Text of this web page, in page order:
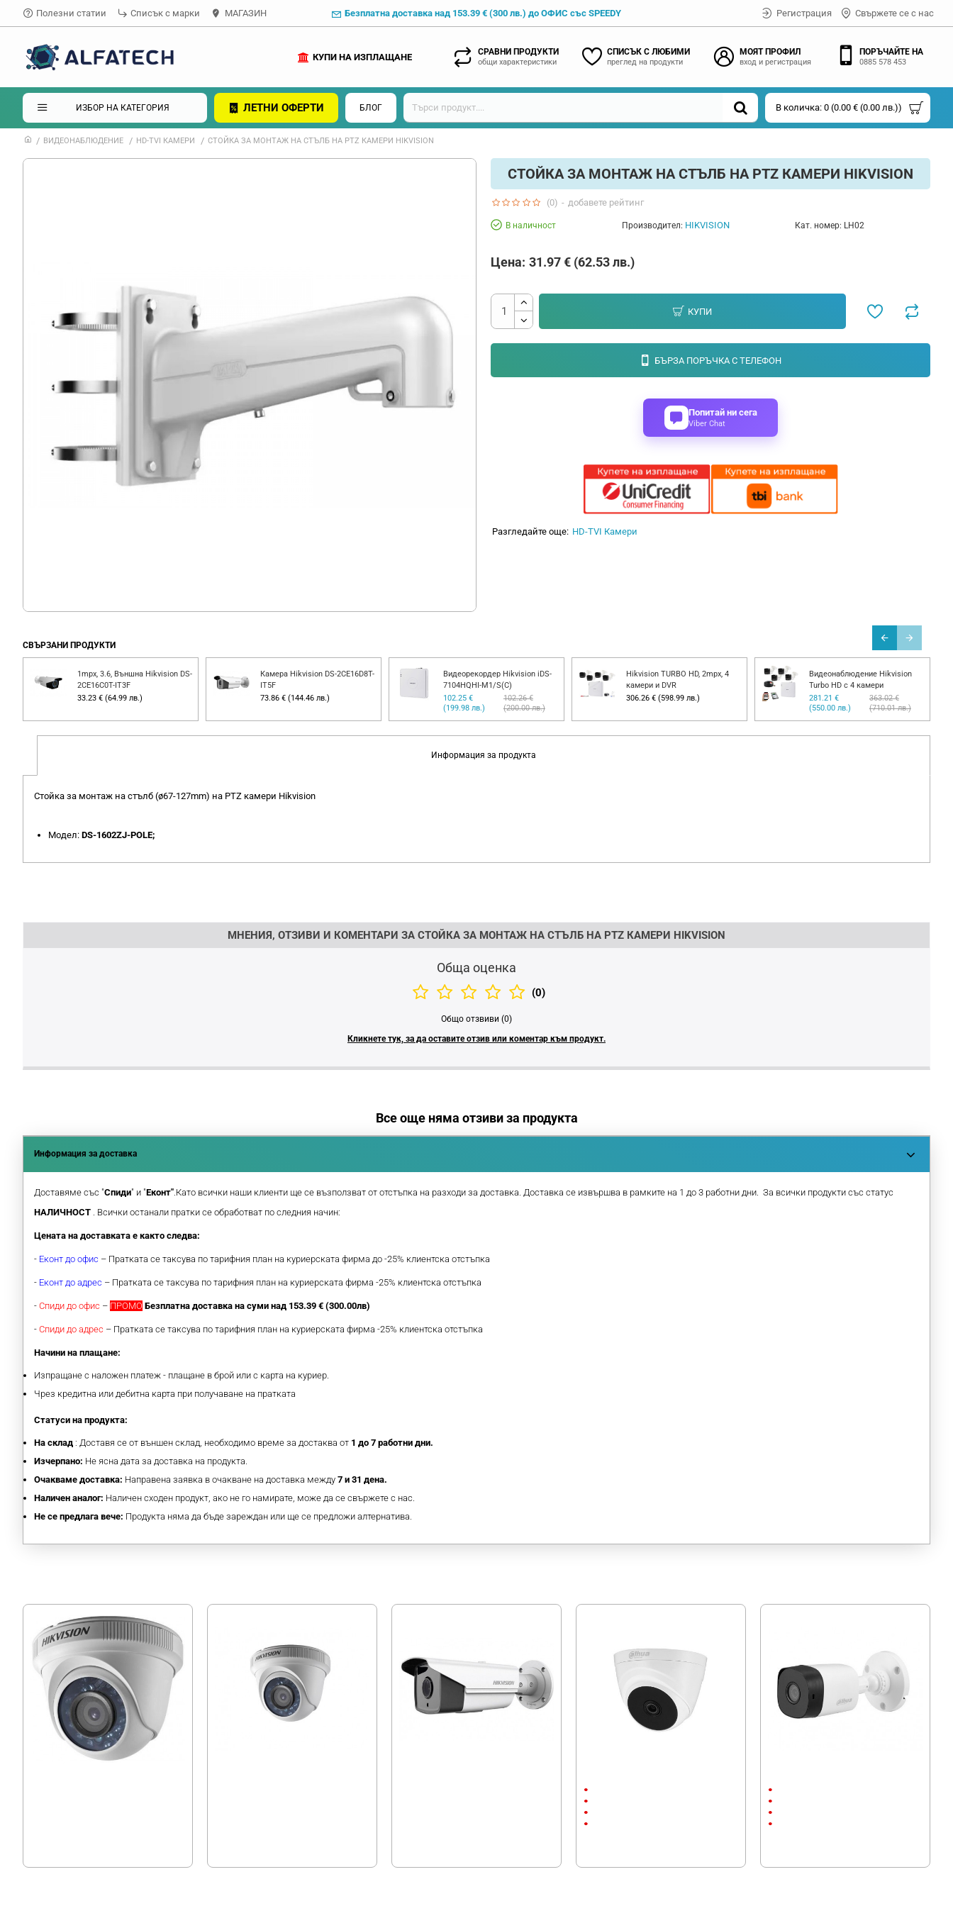
Полезни статии Списък с марки МАГАЗИН Безплатна доставка над 153.39 € (300 лв.) до ОФИС със SPEEDY Регистрация Свържете се с нас
СРАВНИ ПРОДУКТИ
общи характеристики
СПИСЪК С ЛЮБИМИ
преглед на продукти
МОЯТ ПРОФИЛ
вход и регистрация
ПОРЪЧАЙТЕ НА
0885 578 453
КУПИ НА ИЗПЛАЩАНЕ
ИЗБОР НА КАТЕГОРИЯ ЛЕТНИ ОФЕРТИ БЛОГ В количка: 0 (0.00 € (0.00 лв.))
ВИДЕОНАБЛЮДЕНИЕ HD-TVI КАМЕРИ СТОЙКА ЗА МОНТАЖ НА СТЪЛБ НА PTZ КАМЕРИ HIKVISION
СТОЙКА ЗА МОНТАЖ НА СТЪЛБ НА PTZ КАМЕРИ HIKVISION
В наличност Производител: HIKVISION Кат. номер: LH02
(0) - добавете рейтинг
Цена: 31.97 € (62.53 лв.)
КУПИ
БЪРЗА ПОРЪЧКА С ТЕЛЕФОН
Попитай ни сега
Viber Chat
Разгледайте още: HD-TVI Камери
СВЪРЗАНИ ПРОДУКТИ
1mpx, 3.6, Външна Hikvision DS-
2CE16C0T-IT3F
33.23 € (64.99 лв.)
Камера Hikvision DS-2CE16D8T-
IT5F
73.86 € (144.46 лв.)
Видеорекордер Hikvision iDS-
7104HQHI-M1/S(C)
102.25 €
(199.98 лв.)
102.26 €
(200.00 лв.)
Hikvision TURBO HD, 2mpx, 4
камери и DVR
306.26 € (598.99 лв.)
Видеонаблюдение Hikvision
Turbo HD с 4 камери
281.21 €
(550.00 лв.)
363.02 €
(710.01 лв.)
Информация за продукта
Стойка за монтаж на стълб (ø67-127mm) на PTZ камери Hikvision
Модел: DS-1602ZJ-POLE;
МНЕНИЯ, ОТЗИВИ И КОМЕНТАРИ ЗА СТОЙКА ЗА МОНТАЖ НА СТЪЛБ НА PTZ КАМЕРИ HIKVISION
Обща оценка
(0)
Общо отзвиви (0)
Кликнете тук, за да оставите отзив или коментар към продукт.
Все още няма отзиви за продукта
Информация за доставка
Доставяме със "Спиди" и "Еконт" .Като всички наши клиенти ще се възползват от отстъпка на разходи за доставка. Доставка се извършва в рамките на 1 до 3 работни дни. За всички продукти със статус
НАЛИЧНОСТ
. Всички останали пратки се обработват по следния начин:
Цената на доставката е както следва:
- Еконт до офис – Пратката се таксува по тарифния план на куриерската фирма до -25% клиентска отстъпка
- Еконт до адрес – Пратката се таксува по тарифния план на куриерската фирма -25% клиентска отстъпка
- Спиди до офис – ПРОМО Безплатна доставка на суми над 153.39 € (300.00лв)
- Спиди до адрес – Пратката се таксува по тарифния план на куриерската фирма -25% клиентска отстъпка
Начини на плащане:
Изпращане с наложен платеж - плащане в брой или с карта на куриер.
Чрез кредитна или дебитна карта при получаване на пратката
Статуси на продукта:
На склад : Доставя се от външен склад, необходимо време за достаква от 1 до 7 работни дни.
Изчерпано: Не ясна дата за доставка на продукта.
Очакваме доставка: Направена заявка в очакване на доставка между 7 и 31 дена.
Наличен аналог: Наличен сходен продукт, ако не го намирате, може да се свържете с нас.
Не се предлага вече: Продукта няма да бъде зареждан или ще се предложи алтернатива.